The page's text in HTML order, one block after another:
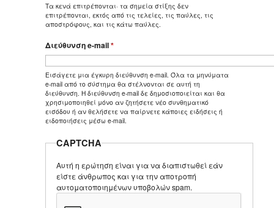
Τα κενά επιτρέπονται· τα σημεία στίξης δεν
επιτρέπονται, εκτός από τις τελείες, τις παύλες, τις
αποστρόφους, και τις κάτω παύλες.
Διεύθυνση e-mail*
Εισάγετε μια έγκυρη διεύθυνση e-mail. Όλα τα μηνύματα
e-mail από το σύστημα θα στέλνονται σε αυτή τη
διεύθυνση. Η διεύθυνση e-mail δε δημοσιοποιείται και θα
χρησιμοποιηθεί μόνο αν ζητήσετε νέο συνθηματικό
εισόδου ή αν θελήσετε να παίρνετε κάποιες ειδήσεις ή
ειδοποιήσεις μέσω e-mail.
CAPTCHA
Αυτή η ερώτηση είναι για να διαπιστωθεί εάν
είστε άνθρωπος και για την αποτροπή
αυτοματοποιημένων υποβολών spam.